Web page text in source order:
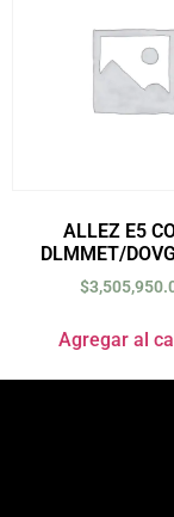
ALLEZ E5
DLMMET/
$
Agregar al